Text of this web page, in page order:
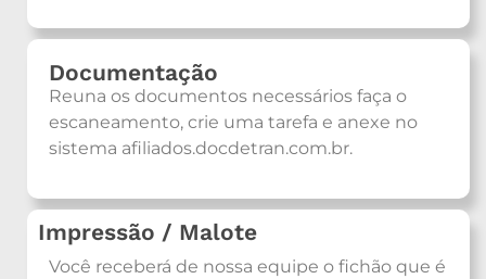
Documentação
Reuna os documentos necessários faça o
escaneamento, crie uma tarefa e anexe no
sistema afiliados.docdetran.com.br.
Impressão / Malote
Você receberá de nossa equipe o fichão que é